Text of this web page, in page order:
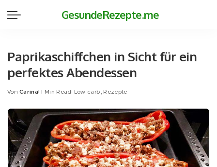
GesundeRezepte.me
Paprikaschiffchen in Sicht für ein
perfektes Abendessen
Posted
Von Carina 1 Min Read Low carb Rezepte